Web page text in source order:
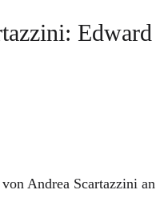
Edward
von Andrea Scartazzini an